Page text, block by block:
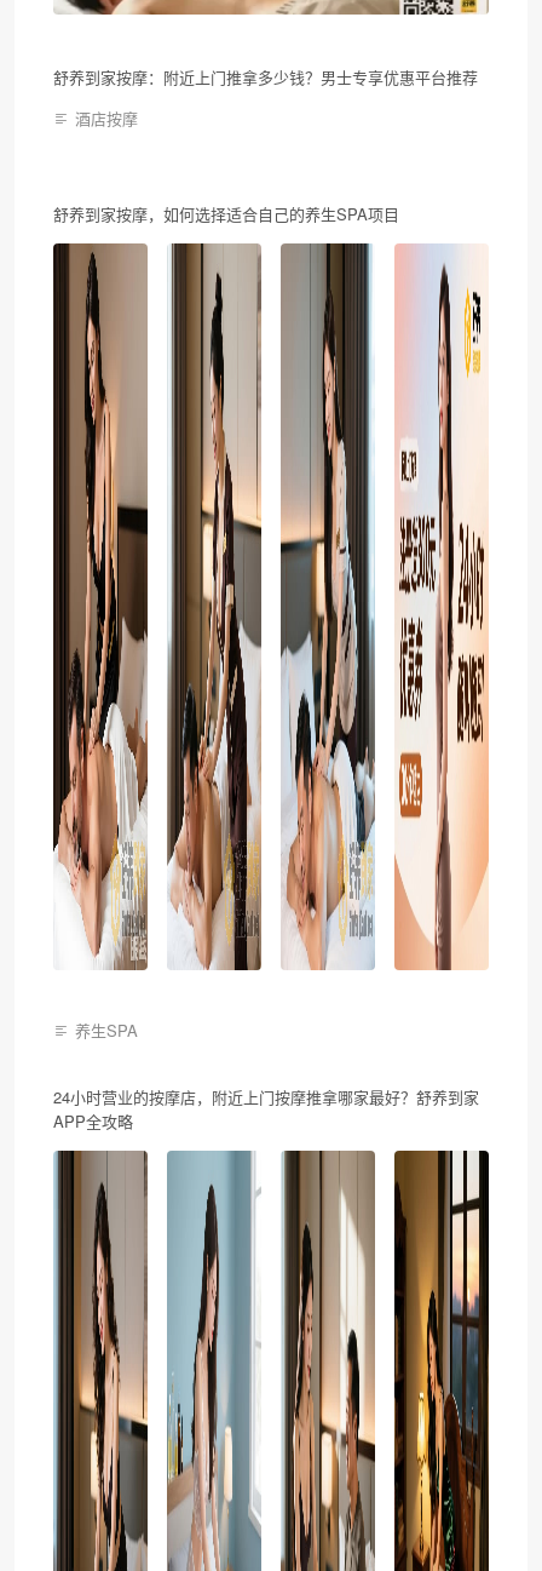
舒养到家按摩：附近上门推拿多少钱？男士专享优惠平台推荐
酒店按摩
舒养到家按摩，如何选择适合自己的养生SPA项目
养生SPA
24小时营业的按摩店，附近上门按摩推拿哪家最好？舒养到家
APP全攻略